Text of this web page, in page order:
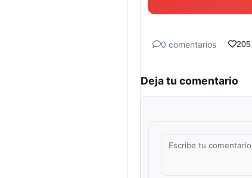
0 comentarios 205
Deja tu comentario